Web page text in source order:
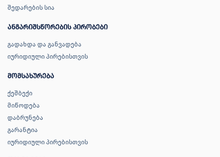
შედარების სია
ანგარიშსწორების პირობები
გადახდა და განვადება
იურიდიული პირებისთვის
მომსახურება
ქეშბექი
მიწოდება
დაბრუნება
გარანტია
იურიდიული პირებისთვის